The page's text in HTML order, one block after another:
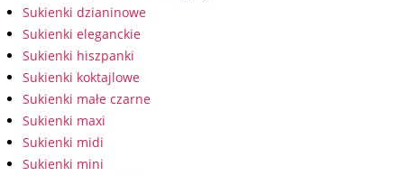
Sukienki dzianinowe
Sukienki eleganckie
Sukienki hiszpanki
Sukienki koktajlowe
Sukienki małe czarne
Sukienki maxi
Sukienki midi
Sukienki mini